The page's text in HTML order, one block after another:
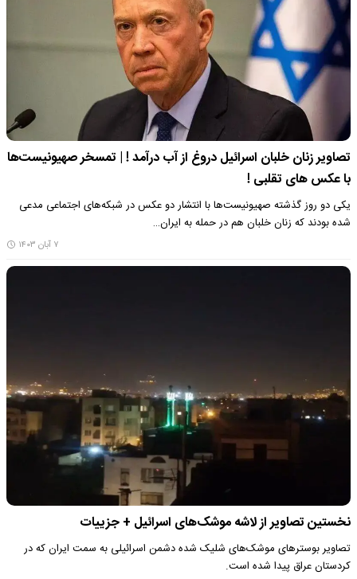
تصاویر زنان خلبان‌ اسرائیل دروغ از آب درآمد ! | تمسخر صهیونیست‌ها
با عکس های تقلبی !
یکی دو روز گذشته صهیونیست‌ها با انتشار دو عکس در شبکه‌های اجتماعی مدعی
شده بودند که زنان خلبان هم در حمله به ایران…
۷ آبان ۱۴۰۳
نخستین تصاویر از لاشه موشک‌های اسرائیل + جزییات
تصاویر بوسترهای موشک‌های شلیک شده دشمن اسرائیلی به سمت ایران که در
کردستان عراق پیدا شده است.